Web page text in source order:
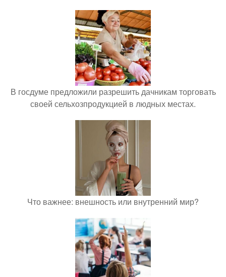
В госдуме предложили разрешить дачникам торговать
своей сельхозпродукцией в людных местах.
Что важнее: внешность или внутренний мир?